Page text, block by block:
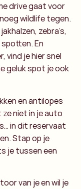
drive gaat voor
wildlife tegen.
zebra’s,
En
vind je hier snel
geluk spot je ook
en antilopes
ze niet in je auto
in dit reservaat
Stap op je
je tussen een
van je en wil je